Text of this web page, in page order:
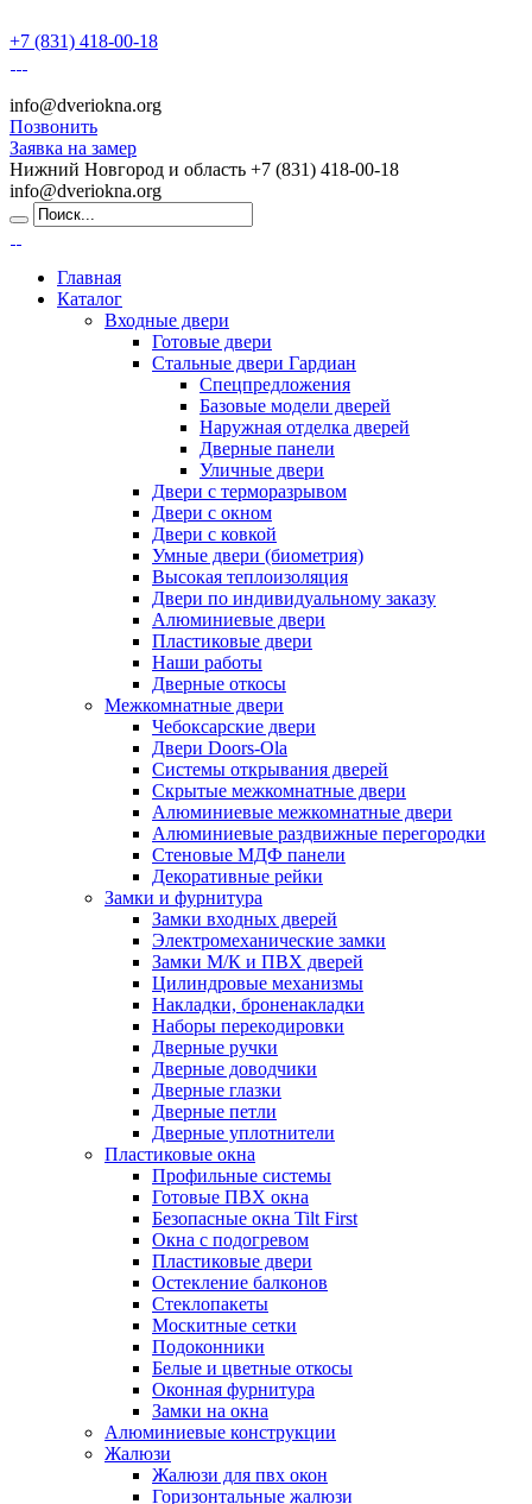
+7 (831) 418-00-18
info@dveriokna.org
Позвонить
Заявка на замер
Нижний Новгород и область +7 (831) 418-00-18
info@dveriokna.org
Главная
Каталог
Входные двери
Готовые двери
Стальные двери Гардиан
Спецпредложения
Базовые модели дверей
Наружная отделка дверей
Дверные панели
Уличные двери
Двери с терморазрывом
Двери с окном
Двери с ковкой
Умные двери (биометрия)
Высокая теплоизоляция
Двери по индивидуальному заказу
Алюминиевые двери
Пластиковые двери
Наши работы
Дверные откосы
Межкомнатные двери
Чебоксарские двери
Двери Doors-Ola
Системы открывания дверей
Скрытые межкомнатные двери
Алюминиевые межкомнатные двери
Алюминиевые раздвижные перегородки
Стеновые МДФ панели
Декоративные рейки
Замки и фурнитура
Замки входных дверей
Электромеханические замки
Замки М/К и ПВХ дверей
Цилиндровые механизмы
Накладки, броненакладки
Наборы перекодировки
Дверные ручки
Дверные доводчики
Дверные глазки
Дверные петли
Дверные уплотнители
Пластиковые окна
Профильные системы
Готовые ПВХ окна
Безопасные окна Tilt First
Окна с подогревом
Пластиковые двери
Остекление балконов
Стеклопакеты
Москитные сетки
Подоконники
Белые и цветные откосы
Оконная фурнитура
Замки на окна
Алюминиевые конструкции
Жалюзи
Жалюзи для пвх окон
Горизонтальные жалюзи